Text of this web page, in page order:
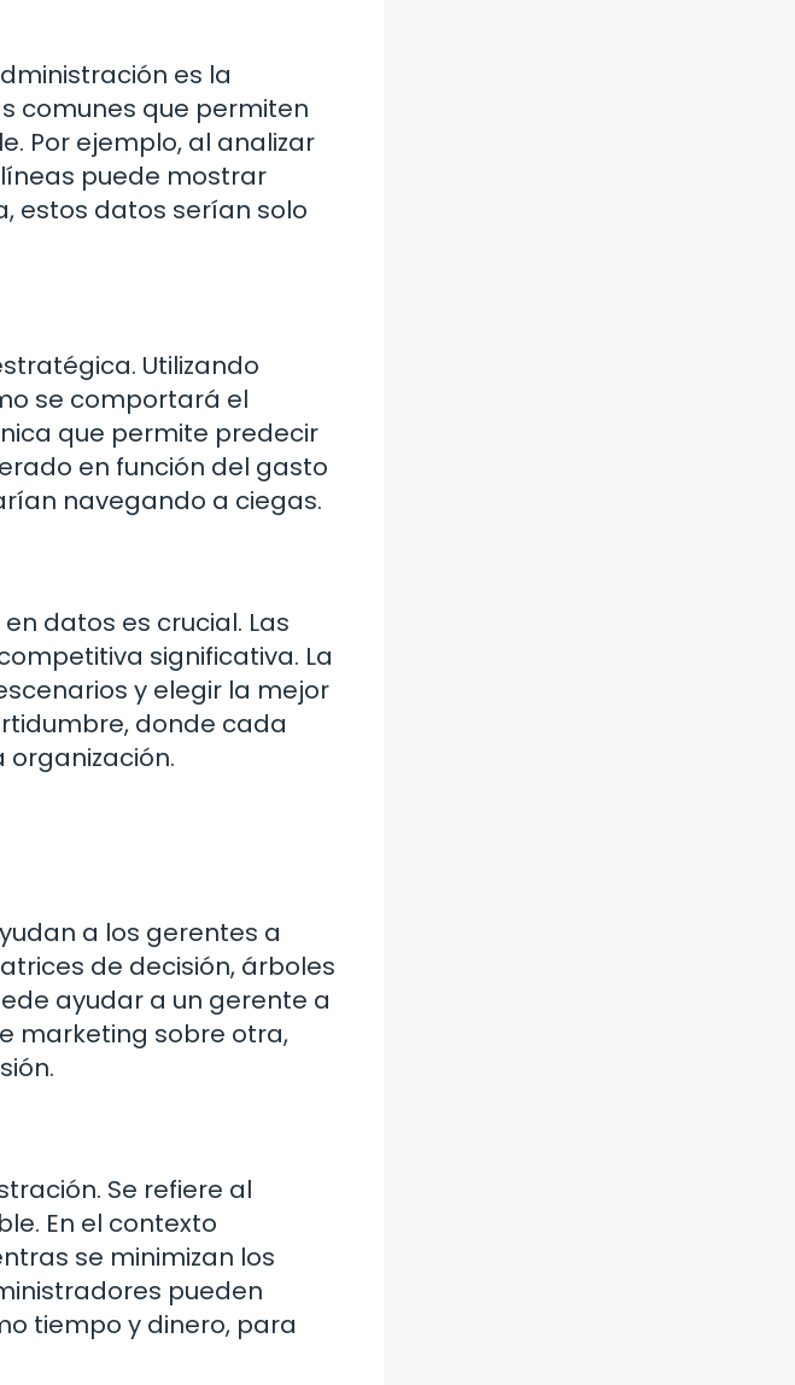
es la
comunes que permiten
Por ejemplo, al analizar
puede mostrar
estos datos serían solo
Utilizando
se comportará el
que permite predecir
en función del gasto
navegando a ciegas.
datos es crucial. Las
significativa. La
y elegir la mejor
donde cada
a los gerentes a
de decisión, árboles
ayudar a un gerente a
marketing sobre otra,
Se refiere al
En el contexto
se minimizan los
pueden
tiempo y dinero, para